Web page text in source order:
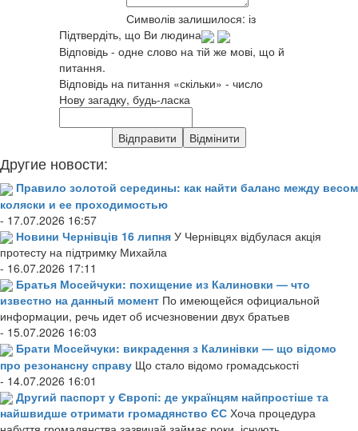
Символів залишилося: із
Підтвердіть, що Ви людина
Відповідь - одне слово на тій же мові, що й
питання.
Відповідь на питання «скільки» - число
Нову загадку, будь-ласка
Другие новости:
Правило золотой середины: как найти баланс между весом
коляски и ее проходимостью
- 17.07.2026 16:57
Новини Чернівців 16 липня У Чернівцях відбулася акція
протесту на підтримку Михайла
- 16.07.2026 17:11
Братья Мосейчуки: похищение из Калиновки — что
известно на данный момент По имеющейся официальной
информации, речь идет об исчезновении двух братьев
- 15.07.2026 16:03
Брати Мосейчуки: викрадення з Калинівки — що відомо
про резонансну справу Що стало відомо громадськості
- 14.07.2026 16:01
Другий паспорт у Європі: де українцям найпростіше та
найшвидше отримати громадянство ЄС Хоча процедура